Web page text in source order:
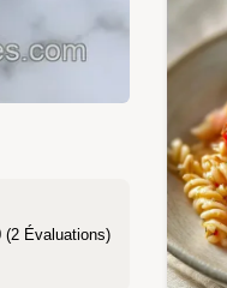
(2 Évaluations)